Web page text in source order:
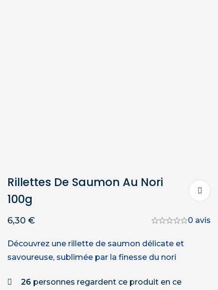
Rillettes De Saumon Au Nori
100g
6,30 € 0 avis
Découvrez une rillette de saumon délicate et
savoureuse, sublimée par la finesse du nori
26 personnes regardent ce produit en ce